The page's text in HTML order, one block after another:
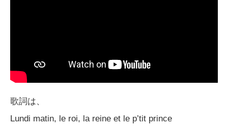
歌詞は、
Lundi matin, le roi, la reine et le p’tit prince